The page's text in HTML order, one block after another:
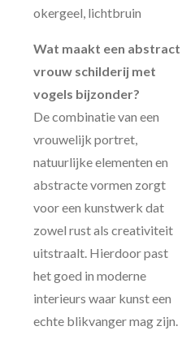
okergeel, lichtbruin
Wat maakt een abstract
vrouw schilderij met
vogels bijzonder?
De combinatie van een
vrouwelijk portret,
natuurlijke elementen en
abstracte vormen zorgt
voor een kunstwerk dat
zowel rust als creativiteit
uitstraalt. Hierdoor past
het goed in moderne
interieurs waar kunst een
echte blikvanger mag zijn.